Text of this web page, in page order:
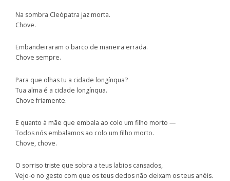
Na sombra Cleópatra jaz morta.
Chove.
Embandeiraram o barco de maneira errada.
Chove sempre.
Para que olhas tu a cidade longínqua?
Tua alma é a cidade longínqua.
Chove friamente.
E quanto à mãe que embala ao colo um filho morto —
Todos nós embalamos ao colo um filho morto.
Chove, chove.
O sorriso triste que sobra a teus labios cansados,
Vejo-o no gesto com que os teus dedos não deixam os teus anéis.